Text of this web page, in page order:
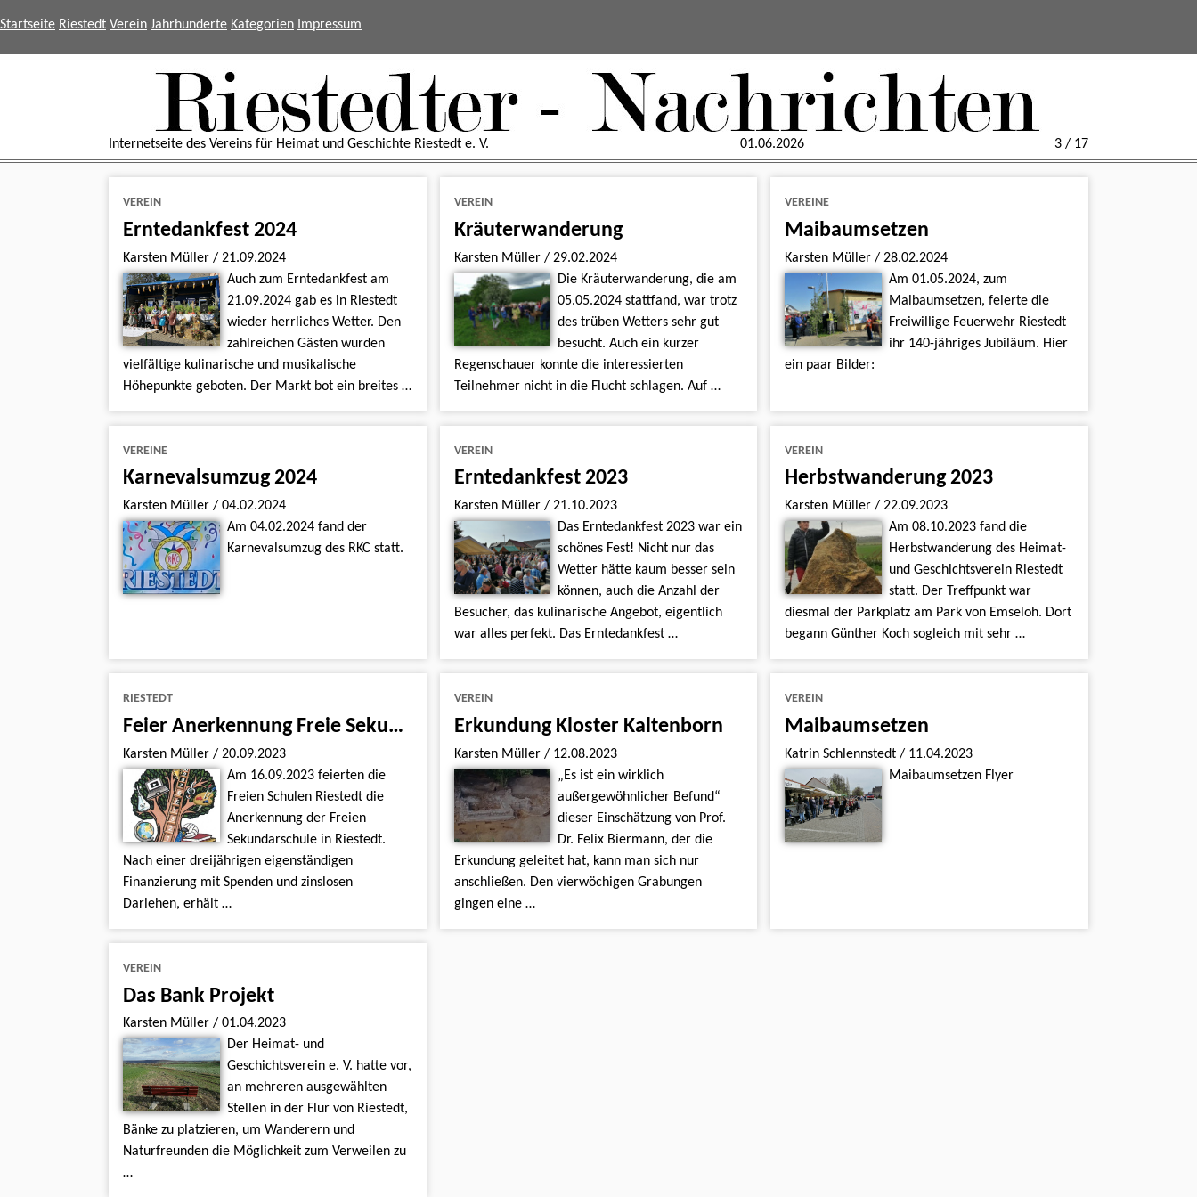
Startseite Riestedt Verein Jahrhunderte Kategorien Impressum
Internetseite des Vereins für Heimat und Geschichte Riestedt e. V. 01.06.2026 3 / 17
VEREIN
Erntedankfest 2024
Karsten Müller / 21.09.2024
Auch zum Erntedankfest am
21.09.2024 gab es in Riestedt
wieder herrliches Wetter. Den
zahlreichen Gästen wurden
vielfältige kulinarische und musikalische
Höhepunkte geboten. Der Markt bot ein breites …
VEREIN
Kräuterwanderung
Karsten Müller / 29.02.2024
Die Kräuterwanderung, die am
05.05.2024 stattfand, war trotz
des trüben Wetters sehr gut
besucht. Auch ein kurzer
Regenschauer konnte die interessierten
Teilnehmer nicht in die Flucht schlagen. Auf …
VEREINE
Maibaumsetzen
Karsten Müller/28.02.2024
Am 01.05.2024, zum
Maibaumsetzen, feierte die
Freiwillige Feuerwehr Riestedt
ihr 140-jähriges Jubiläum. Hier
ein paar Bilder:
VEREINE
Karnevalsumzug 2024
Karsten Müller / 04.02.2024
Am 04.02.2024 fand der
Karnevalsumzug des RKC statt.
VEREIN
Erntedankfest 2023
Karsten Müller / 21.10.2023
Das Erntedankfest 2023 war ein
schönes Fest! Nicht nur das
Wetter hätte kaum besser sein
können, auch die Anzahl der
Besucher, das kulinarische Angebot, eigentlich
war alles perfekt. Das Erntedankfest …
VEREIN
Herbstwanderung 2023
Karsten Müller/22.09.2023
Am 08.10.2023 fand die
Herbstwanderung des Heimat-
und Geschichtsverein Riestedt
statt. Der Treffpunkt war
diesmal der Parkplatz am Park von Emseloh. Dort
begann Günther Koch sogleich mit sehr …
RIESTEDT
Feier Anerkennung Freie Sekundarschule Riestedt
Karsten Müller / 20.09.2023
Am 16.09.2023 feierten die
Freien Schulen Riestedt die
Anerkennung der Freien
Sekundarschule in Riestedt.
Nach einer dreijährigen eigenständigen
Finanzierung mit Spenden und zinslosen
Darlehen, erhält …
VEREIN
Erkundung Kloster Kaltenborn
Karsten Müller / 12.08.2023
„Es ist ein wirklich
außergewöhnlicher Befund“
dieser Einschätzung von Prof.
Dr. Felix Biermann, der die
Erkundung geleitet hat, kann man sich nur
anschließen. Den vierwöchigen Grabungen
gingen eine …
VEREIN
Maibaumsetzen
Katrin Schlennstedt/ 11.04.2023
Maibaumsetzen Flyer
VEREIN
Das Bank Projekt
Karsten Müller / 01.04.2023
Der Heimat- und
Geschichtsverein e. V. hatte vor,
an mehreren ausgewählten
Stellen in der Flur von Riestedt,
Bänke zu platzieren, um Wanderern und
Naturfreunden die Möglichkeit zum Verweilen zu
…